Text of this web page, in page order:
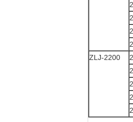
ZLJ-2200